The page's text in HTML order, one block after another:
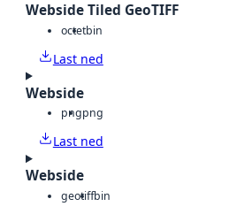
Webside Tiled GeoTIFF
octetbin
Last ned
Webside
pngpng
Last ned
Webside
geotiffbin